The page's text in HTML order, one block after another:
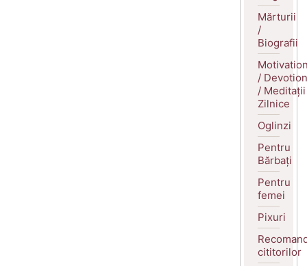
Mărturii
/
Biografii
/
/ Meditații
Zilnice
Oglinzi
Pentru
Bărbați
Pentru
femei
Pixuri
cititorilor